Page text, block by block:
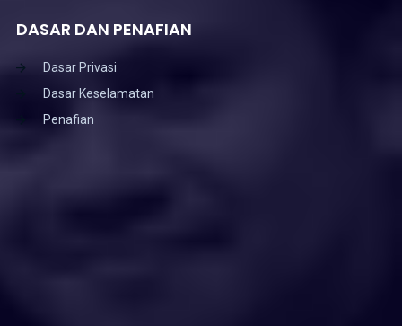
DASAR DAN PENAFIAN
Dasar Privasi
Dasar Keselamatan
Penafian